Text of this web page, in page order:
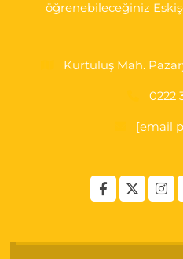
öğrenebileceğiniz
Kurtuluş Mah.
0222
[email